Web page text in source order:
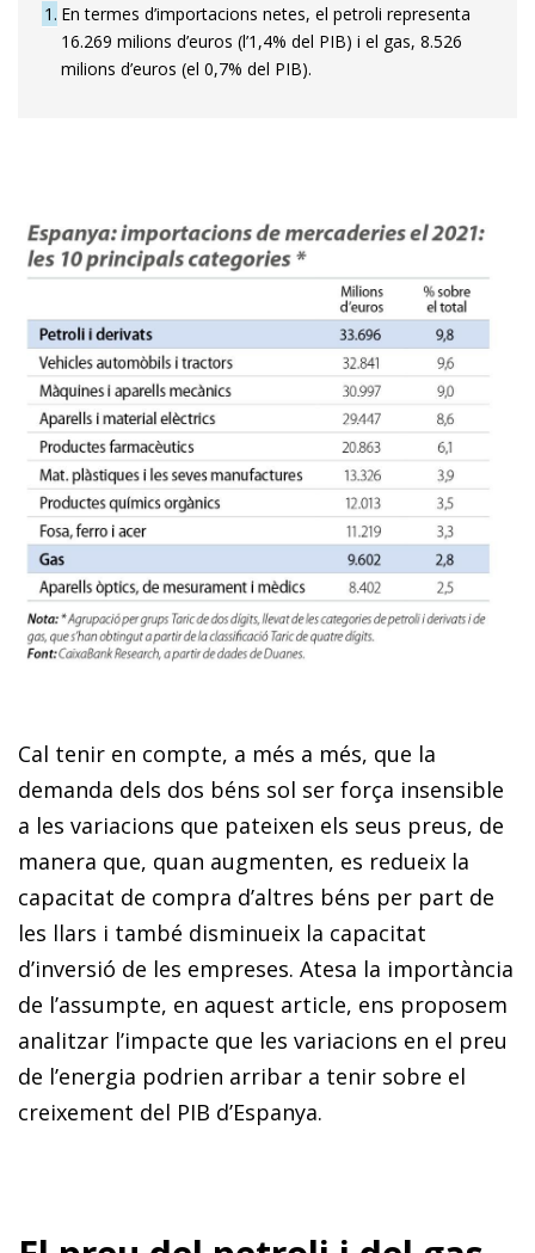
1 En termes d’importacions netes, el petroli representa
16.269 milions d’euros (l’1,4% del PIB) i el gas, 8.526
milions d’euros (el 0,7% del PIB).
Cal tenir en compte, a més a més, que la
demanda dels dos béns sol ser força insensible
a les variacions que pa­­teixen els seus preus, de
manera que, quan augmenten, es redueix la
capacitat de compra d’altres béns per part de
les llars i també disminueix la capacitat
d’inversió de les empreses. Atesa la importància
de l’assumpte, en aquest article, ens proposem
analitzar l’impacte que les variacions en el preu
de l’energia podrien arribar a tenir sobre el
creixement del PIB d’Espanya.